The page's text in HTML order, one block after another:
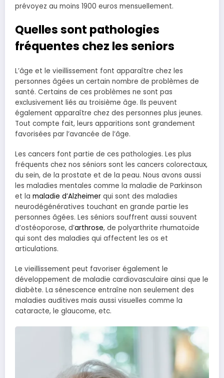
prévoyez au moins 1900 euros mensuellement.
Quelles sont pathologies
fréquentes chez les seniors
L’âge et le vieillissement font apparaître chez les
personnes âgées un certain nombre de problèmes de
santé. Certains de ces problèmes ne sont pas
exclusivement liés au troisième âge. Ils peuvent
également apparaître chez des personnes plus jeunes.
Tout compte fait, leurs apparitions sont grandement
favorisées par l’avancée de l’âge.
Les cancers font partie de ces pathologies. Les plus
fréquents chez nos séniors sont les cancers colorectaux,
du sein, de la prostate et de la peau. Nous avons aussi
les maladies mentales comme la maladie de Parkinson
et la maladie d’Alzheimer qui sont des maladies
neurodégénératives touchant en grande partie les
personnes âgées. Les séniors souffrent aussi souvent
d’ostéoporose, d’arthrose, de polyarthrite rhumatoïde
qui sont des maladies qui affectent les os et
articulations.
Le vieillissement peut favoriser également le
développement de maladie cardiovasculaire ainsi que le
diabète. La sénescence entraîne non seulement des
maladies auditives mais aussi visuelles comme la
cataracte, le glaucome, etc.